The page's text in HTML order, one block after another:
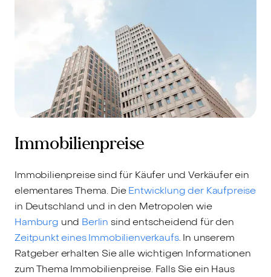
Immobilienpreise
Immobilienpreise sind für Käufer und Verkäufer ein
elementares Thema. DieEntwicklung der Kaufpreise
in Deutschland und in den Metropolen wie
Hamburg und Berlin sind entscheidend für den
Zeitpunkt eines Immobilienverkaufs. In unserem
Ratgeber erhalten Sie alle wichtigen Informationen
zum Thema Immobilienpreise. Falls Sie ein Haus